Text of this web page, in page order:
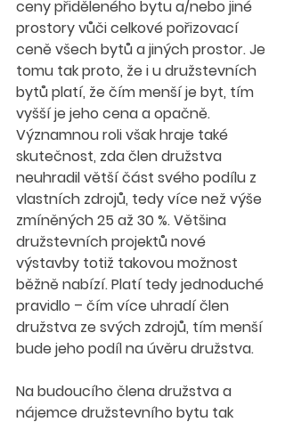
ceny přiděleného bytu a/nebo jiné
prostory vůči celkové pořizovací
ceně všech bytů a jiných prostor. Je
tomu tak proto, že i u družstevních
bytů platí, že čím menší je byt, tím
vyšší je jeho cena a opačně.
Významnou roli však hraje také
skutečnost, zda člen družstva
neuhradil větší část svého podílu z
vlastních zdrojů, tedy více než výše
zmíněných 25 až 30 %. Většina
družstevních projektů nové
výstavby totiž takovou možnost
běžně nabízí. Platí tedy jednoduché
pravidlo – čím více uhradí člen
družstva ze svých zdrojů, tím menší
bude jeho podíl na úvěru družstva.
Na budoucího člena družstva a
nájemce družstevního bytu tak